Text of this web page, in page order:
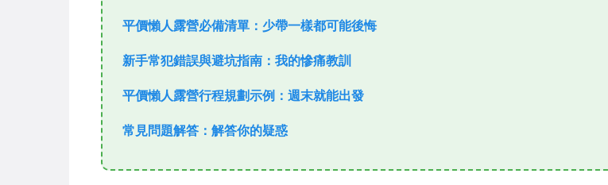
平價懶人露營必備清單：少帶一樣都可能後悔
新手常犯錯誤與避坑指南：我的慘痛教訓
平價懶人露營行程規劃示例：週末就能出發
常見問題解答：解答你的疑惑